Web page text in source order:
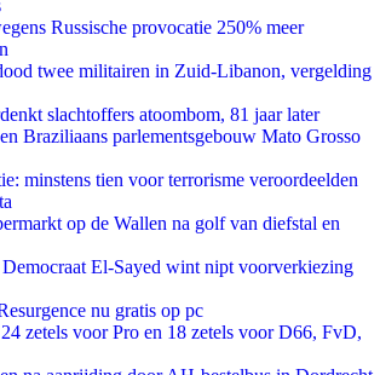
Russische provocatie 250% meer
twee militairen in Zuid-Libanon, vergelding
slachtoffers atoombom, 81 jaar later
Braziliaans parlementsgebouw Mato Grosso
minstens tien voor terrorisme veroordeelden
op de Wallen na golf van diefstal en
Democraat El-Sayed wint nipt voorverkiezing
nu gratis op pc
zetels voor Pro en 18 zetels voor D66, FvD,